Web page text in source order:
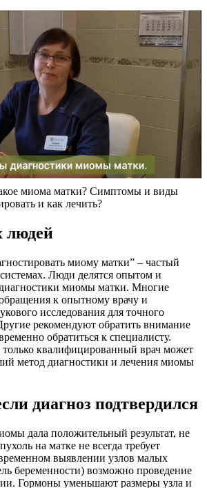
миома матки? Симптомы и виды
и как лечить?
людей
миому матки” – частый
Люди делятся опытом и
миомы матки. Многие
к опытному врачу и
исследования для точного
рекомендуют обратить внимание
обратиться к специалисту.
квалифицированный врач может
метод диагностики и лечения миомы
диагноз подтвердился
дала положительный результат, не
на матке не всегда требует
выявлении узлов малых
беременности) возможно проведение
Гормоны уменьшают размеры узла и